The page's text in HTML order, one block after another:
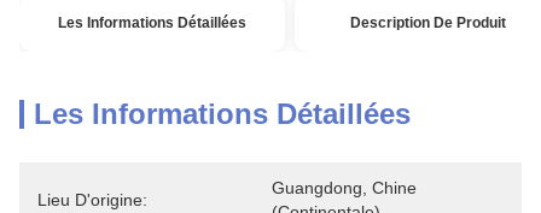
Les Informations Détaillées Description De Produit
Les Informations Détaillées
Lieu D'origine:
Guangdong, Chine